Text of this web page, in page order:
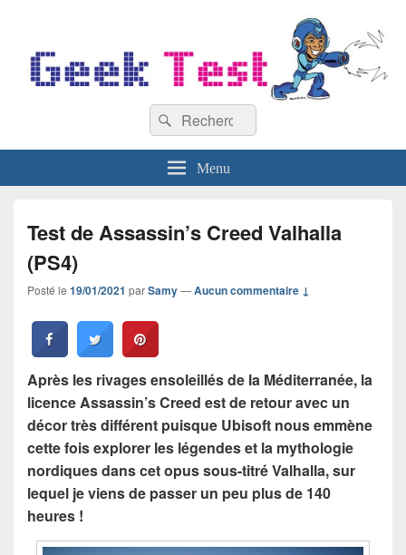
Recherche :
Rechercher
Menu
Test de Assassin’s Creed Valhalla
(PS4)
Posté le 19/01/2021 parSamy—Aucun commentaire ↓
Après les rivages ensoleillés de la Méditerranée, la
licence Assassin’s Creed est de retour avec un
décor très différent puisque Ubisoft nous emmène
cette fois explorer les légendes et la mythologie
nordiques dans cet opus sous-titré Valhalla, sur
lequel je viens de passer un peu plus de 140
heures !